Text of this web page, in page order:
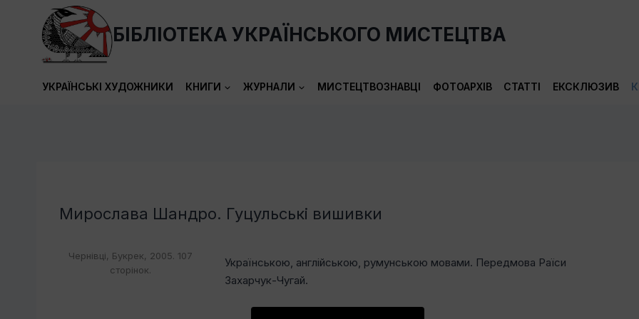
БІБЛІОТЕКА УКРАЇНСЬКОГО МИСТЕЦТВА
УКРАЇНСЬКІ ХУДОЖНИКИ КНИГИ ЖУРНАЛИ МИСТЕЦТВОЗНАВЦІ ФОТОАРХІВ СТАТТІ ЕКСКЛЮЗИВ
Мирослава Шандро. Гуцульські вишивки
Чернівці, Букрек, 2005. 107
сторінок.
Українською, англійською, румунською мовами. Передмова Раїси
Захарчук-Чугай.